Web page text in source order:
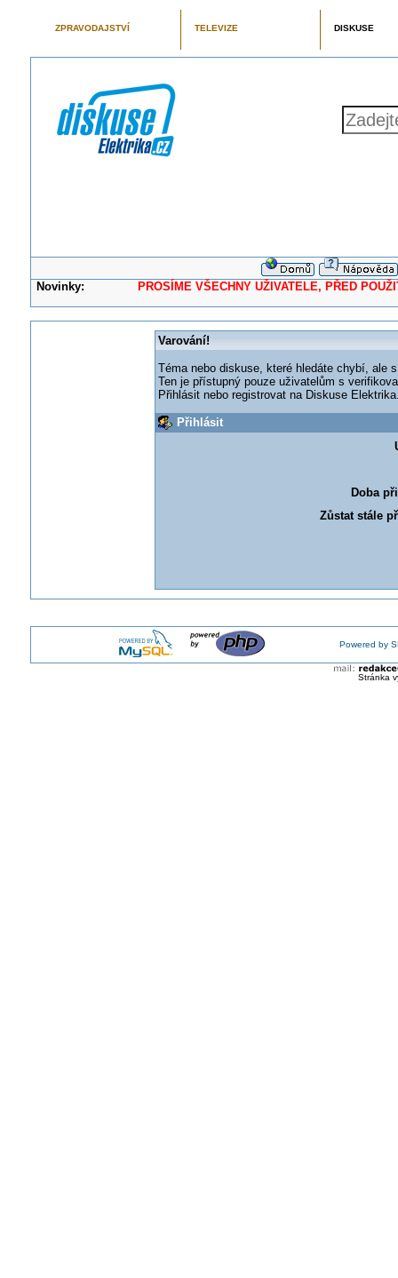
ZPRAVODAJSTVÍ TELEVIZE DISKUSE
Novinky: PROSÍME VŠECHNY UŽIVATELE, PŘED
Varování!
Téma nebo diskuse, které hledáte chybí, ale
Ten je přístupný pouze uživatelům s
Přihlásit nebo registrovat na Diskuse
Přihlásit
Doba
Zůstat stále
Powered by
Stránka